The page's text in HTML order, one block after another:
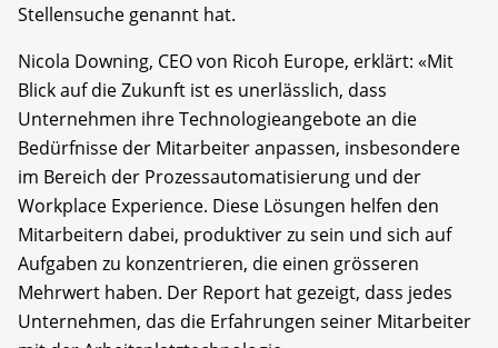
Stellensuche genannt hat.
Nicola Downing, CEO von Ricoh Europe, erklärt: «Mit
Blick auf die Zukunft ist es unerlässlich, dass
Unternehmen ihre Technologieangebote an die
Bedürfnisse der Mitarbeiter anpassen, insbesondere
im Bereich der Prozessautomatisierung und der
Workplace Experience. Diese Lösungen helfen den
Mitarbeitern dabei, produktiver zu sein und sich auf
Aufgaben zu konzentrieren, die einen grösseren
Mehrwert haben. Der Report hat gezeigt, dass jedes
Unternehmen, das die Erfahrungen seiner Mitarbeiter